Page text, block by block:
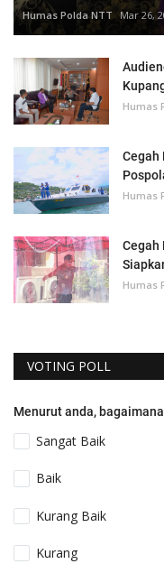
Humas Polda NTT Mar 26,
Humas
Cegah
Humas
Cegah
Humas
VOTING POLL
Menurut anda,
Sangat Baik
Baik
Kurang Baik
Kurang